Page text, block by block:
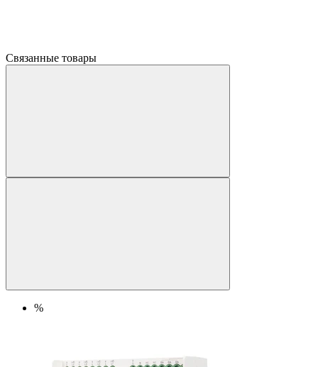
Связанные товары
%